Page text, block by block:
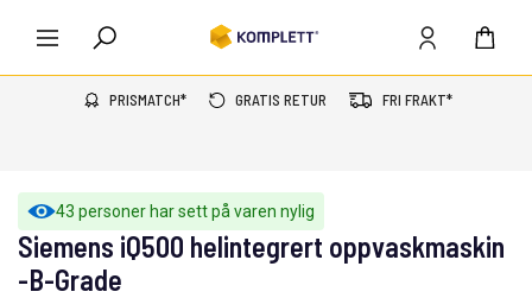
PRISMATCH* GRATIS RETUR FRI FRAKT*
43 personer har sett på varen nylig
Siemens iQ500 helintegrert oppvaskmaskin
-B-Grade